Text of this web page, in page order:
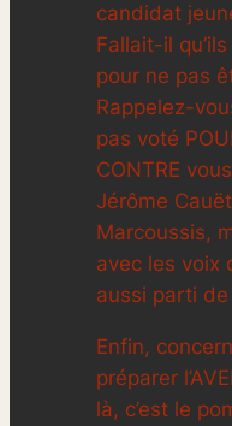
candidat
Fallait-il
pour ne pas
Rappelez-
pas voté
CONTRE
Jérôme
Marcoussis,
avec les voix
aussi parti
Enfin,
préparer
là, c’est le